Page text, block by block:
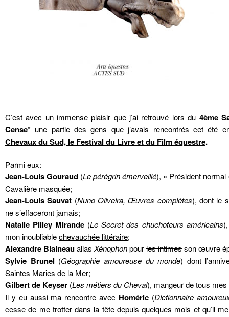
C’est avec un immense plaisir que j’ai retrouvé lors du 4ème
Cense* une partie des gens que j’avais rencontrés cet été
Chevaux du Sud, le Festival du Livre et du Film équestre.
Parmi eux:
Jean-Louis Gouraud (Le pérégrin émerveillé), « Président
Cavalière masquée;
Jean-Louis Sauvat (Nuno Oliveira, Œuvres complètes), dont le
ne s’effaceront jamais;
Natalie Pilley Mirande (Le Secret des chuchoteurs américains
mon inoubliablechevauchée littéraire;
Alexandre Blaineaualias Xénophonpourles intimesson œuvre
Sylvie Brunel (Géographie amoureuse du monde) dont
Saintes Maries de la Mer;
Gilbert de Keyser (Les métiers du Cheval), mangeur detous mes
Il y eu aussi ma rencontre avec Homéric (Dictionnaire
cesse de me trotter dans la tête depuis quelques mois et qu’il